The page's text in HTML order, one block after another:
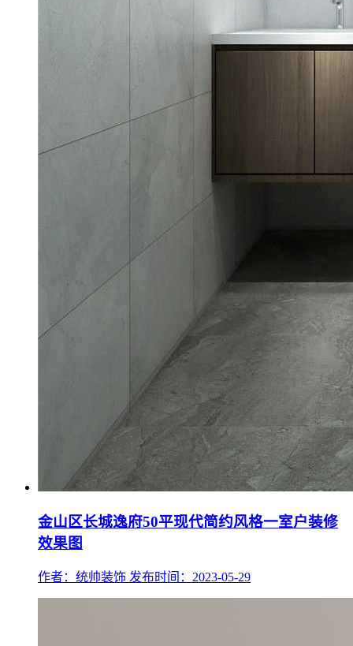
金山区长城逸府50平现代简约风格一室户装修
效果图
作者：统帅装饰 发布时间：2023-05-29